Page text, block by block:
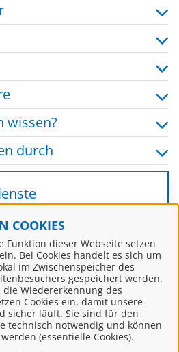
COOKIES
Funktion dieser Webseite setzen
Bei Cookies handelt es sich um
im Zwischenspeicher des
gespeichert werden.
die Wiedererkennung des
Cookies ein, damit unsere
sicher läuft. Sie sind für den
technisch notwendig und können
(essentielle Cookies).
wissen?
durch
müssen Sie
anmelden. Falls Sie noch
können Sie sich schnell